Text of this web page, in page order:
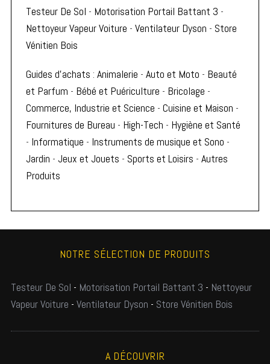
Testeur De Sol - Motorisation Portail Battant 3 -
Nettoyeur Vapeur Voiture - Ventilateur Dyson - Store
Vénitien Bois
Guides d'achats : Animalerie - Auto et Moto - Beauté
et Parfum - Bébé et Puériculture - Bricolage -
Commerce, Industrie et Science - Cuisine et Maison -
Fournitures de Bureau - High-Tech - Hygiène et Santé
- Informatique - Instruments de musique et Sono -
Jardin - Jeux et Jouets - Sports et Loisirs - Autres
Produits
NOTRE SÉLECTION DE PRODUITS
Testeur De Sol - Motorisation Portail Battant 3 - Nettoyeur
Vapeur Voiture - Ventilateur Dyson - Store Vénitien Bois
A DÉCOUVRIR